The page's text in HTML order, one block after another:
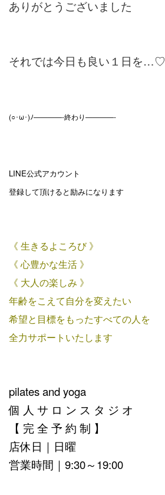
ありがとうございました
それでは今日も良い１日を…♡
(○･ω･)ﾉ————-終わり————-
LINE公式アカウント
登録して頂けると励みになります
《 生きるよころび 》
《 心豊かな生活 》
《 大人の楽しみ 》
年齢をこえて自分を変えたい
希望と目標をもったすべての人を
全力サポートいたします
pilates and yoga
個 人 サ ロ ン ス タ ジ オ
【 完 全 予 約 制 】
店休日｜日曜
営業時間｜9:30～19:00